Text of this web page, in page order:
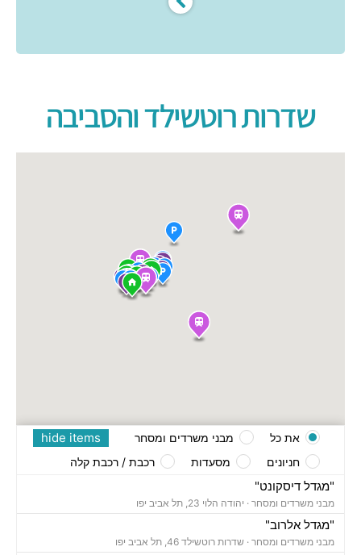
שדרות רוטשילד והסביבה
"מגדל דיסקונט"
מבני משרדים ומסחר · יהודה הלוי 23, תל אביב יפו
"מגדל אלרוב"
מבני משרדים ומסחר · שדרות רוטשילד 46, תל אביב יפו
hide items את כל
מבני משרדים ומסחר
חניונים
מסעדות רכבת / רכבת קלה